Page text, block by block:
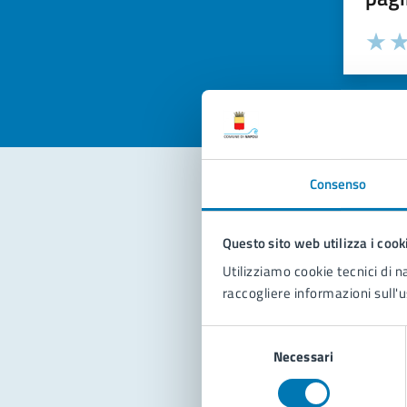
Consenso
Questo sito web utilizza i
Utilizziamo cookie tecnici di
raccogliere informazioni
Necessari
Valuta